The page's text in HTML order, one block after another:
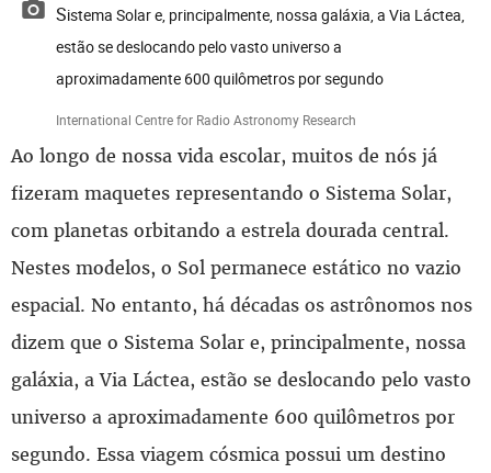
Sistema Solar e, principalmente, nossa galáxia, a Via Láctea,
estão se deslocando pelo vasto universo a
aproximadamente 600 quilômetros por segundo
International Centre for Radio Astronomy Research
Ao longo de nossa vida escolar, muitos de nós já
fizeram maquetes representando o Sistema Solar,
com planetas orbitando a estrela dourada central.
Nestes modelos, o Sol permanece estático no vazio
espacial. No entanto, há décadas os astrônomos nos
dizem que o Sistema Solar e, principalmente, nossa
galáxia, a Via Láctea, estão se deslocando pelo vasto
universo a aproximadamente 600 quilômetros por
segundo. Essa viagem cósmica possui um destino